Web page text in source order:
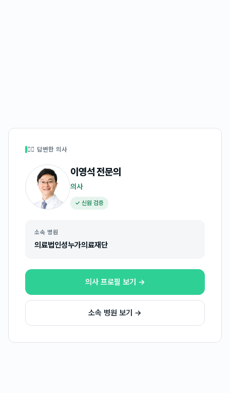
👩‍⚕️ 답변한 의사
이영석전문의
의사
✓ 신원 검증
소속 병원
의료법인성누가의료재단
의사 프로필 보기 →
소속 병원 보기 →